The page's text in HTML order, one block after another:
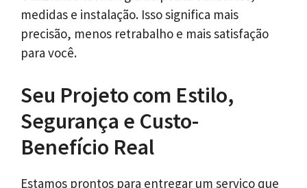
medidas e instalação. Isso significa mais
precisão, menos retrabalho e mais satisfação
para você.
Seu Projeto com Estilo,
Segurança e Custo-
Benefício Real
Estamos prontos para entregar um serviço que